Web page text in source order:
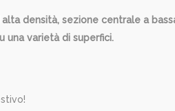
densità, sezione centrale a
una varietà di superfici.